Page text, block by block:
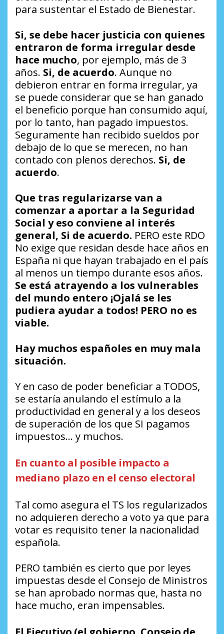
para sustentar el Estado de Bienestar.
Si, se debe hacer justicia con quienes
entraron de forma irregular desde
hace mucho, por ejemplo, más de 3
años. Si, de acuerdo. Aunque no
debieron entrar en forma irregular, ya
se puede considerar que se han ganado
el beneficio porque han consumido aquí,
por lo tanto, han pagado impuestos.
Seguramente han recibido sueldos por
debajo de lo que se merecen, no han
contado con plenos derechos. Si, de
acuerdo.
Que tras regularizarse van a
comenzar a aportar a la Seguridad
Social y eso conviene al interés
general, Si de acuerdo. PERO este RDO
No exige que residan desde hace años en
España ni que hayan trabajado en el país
al menos un tiempo durante esos años.
Se está atrayendo a los vulnerables
del mundo entero ¡Ojalá se les
pudiera ayudar a todos! PERO no es
viable.
Hay muchos españoles en muy mala
situación.
Y en caso de poder beneficiar a TODOS,
se estaría anulando el estímulo a la
productividad en general y a los deseos
de superación de los que SI pagamos
impuestos… y muchos.
En cuanto al posible impacto a
mediano plazo en el censo electoral
Tal como asegura el TS los regularizados
no adquieren derecho a voto ya que para
votar es requisito tener la nacionalidad
española.
PERO también es cierto que por leyes
impuestas desde el Consejo de Ministros
se han aprobado normas que, hasta no
hace mucho, eran impensables.